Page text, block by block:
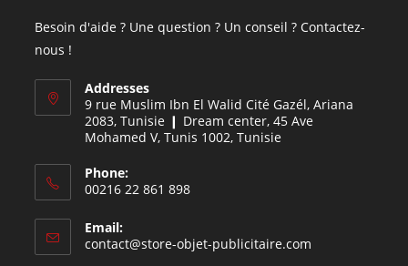
Besoin d'aide ? Une question ? Un conseil ? Contactez-
nous !
Addresses
9 rue Muslim Ibn El Walid Cité Gazél, Ariana
2083, Tunisie ❙ Dream center, 45 Ave
Mohamed V, Tunis 1002, Tunisie
Phone:
00216 22 861 898
Email:
contact@store-objet-publicitaire.com